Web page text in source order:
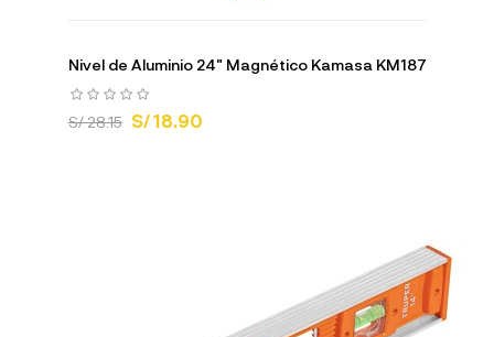
Nivel de Aluminio 24" Magnético Kamasa KM187
S/ 28.15 S/ 18.90